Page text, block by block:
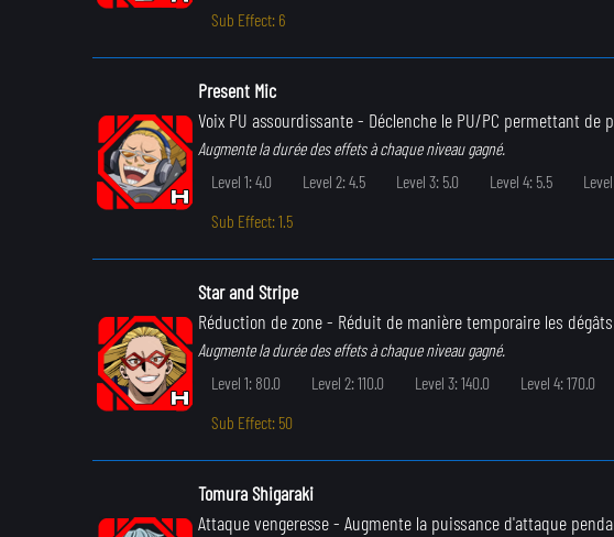
Sub Effect: 6
Present Mic
Voix PU assourdissante- Déclenche le PU/PC permettant de
Augmente la durée des effets à chaque niveau gagné.
Level 1: 4.0
Level 2: 4.5 Level 3: 5.0 Level 4: 5.5
Sub Effect: 1.5
Star and Stripe
Réduction de zone- Réduit de manière temporaire les
Augmente la durée des effets à chaque niveau gagné.
Level 1: 80.0
Level 2: 110.0 Level 3: 140.0 Level 4: 170.0
Sub Effect: 50
Tomura Shigaraki
Attaque vengeresse- Augmente la puissance d'attaque